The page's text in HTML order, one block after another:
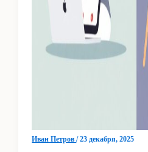
Иван Петров/23 декабря, 2025